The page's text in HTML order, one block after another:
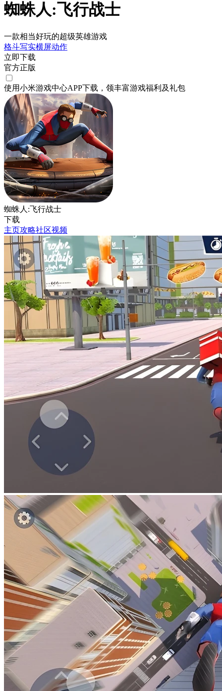
蜘蛛人:飞行战士
一款相当好玩的超级英雄游戏
格斗写实横屏动作
立即下载
官方正版
使用小米游戏中心APP下载 ，领丰富游戏福利 及礼包
蜘蛛人:飞行战士
下载
主页攻略社区视频